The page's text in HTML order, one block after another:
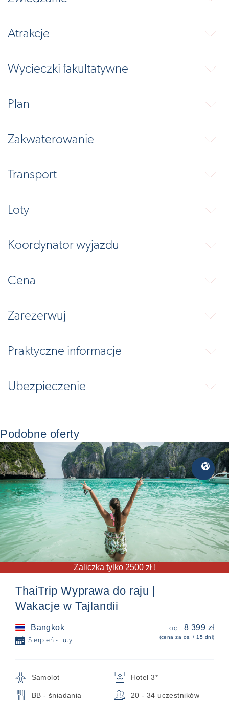
Atrakcje ⬇
Wycieczki fakultatywne ⬇
Plan ⬇
Zakwaterowanie ⬇
Transport ⬇
Loty ⬇
Koordynator wyjazdu ⬇
Cena ⬇
Zarezerwuj ⬇
Praktyczne informacje ⬇
Ubezpieczenie ⬇
Podobne oferty
Zaliczka tylko 2500 zł !
Egzotyka
🌎
ThaiTrip Wyprawa do raju |
Wakacje w Tajlandii
Bangkok
📅 Sierpień - Luty
od 8 399 zł
(cena za os. / 15 dni)
✈ Samolot 🏨 Hotel 3*
🍴 BB - śniadania 👥 20 - 34 uczestników